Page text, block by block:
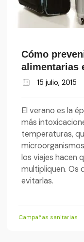
Cómo
alimentarias
15 julio, 2015
El verano es la
más
temperaturas,
los viajes hacen
multipliquen. Os
evitarlas.
Campañas sanitarias